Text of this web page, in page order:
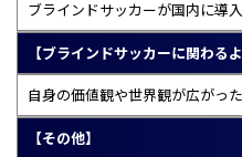
ブラインドサッカーが国内に導
【ブラインドサッカーに関わる
自身の価値観や世界観が広がった
【その他】